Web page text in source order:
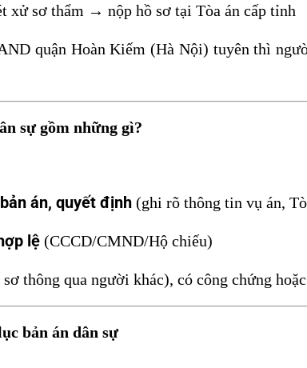
xử sơ thẩm → nộp hồ sơ tại Tòa án cấp tỉnh
quận Hoàn Kiếm (Hà Nội) tuyên thì
sự gồm những gì?
án, quyết định (ghi rõ thông tin vụ án,
lệ (CCCD/CMND/Hộ chiếu)
sơ thông qua người khác), có công chứng
bản án dân sự